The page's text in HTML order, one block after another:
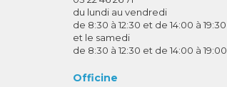
du lundi au vendredi
de 8:30 à 12:30 et de 14:00 à 19:30
et le samedi
de 8:30 à 12:30 et de 14:00 à 19:00
Officine